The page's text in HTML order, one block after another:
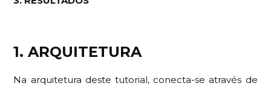
1. ARQUITETURA
Na arquitetura deste tutorial, conecta-se através de